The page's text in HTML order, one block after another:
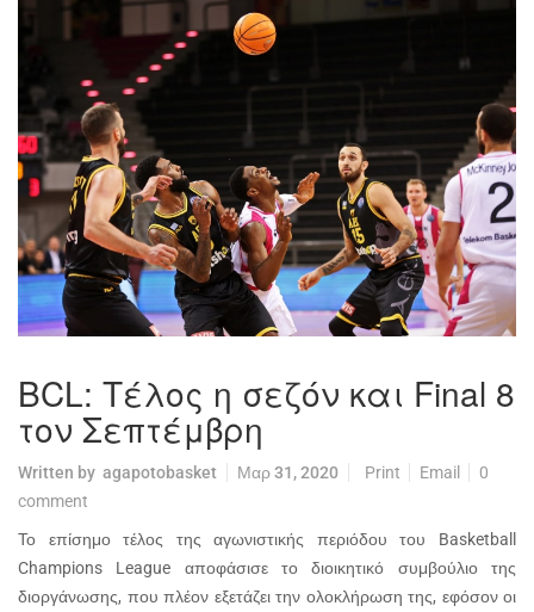
BCL: Τέλος η σεζόν και Final 8
τον Σεπτέμβρη
Written by agapotobasket Μαρ 31, 2020 Print Email
0
comment
Το επίσημο τέλος της αγωνιστικής περιόδου του Basketball
Champions League αποφάσισε το διοικητικό συμβούλιο της
διοργάνωσης, που πλέον εξετάζει την ολοκλήρωση της, εφόσον οι